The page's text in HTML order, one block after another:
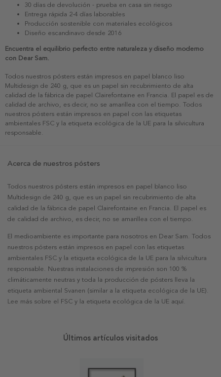
30 días de devolución - prueba en casa sin riesgo
Entrega rápida 2-4 días laborables
Producción sostenible con materiales ecológicos
Diseño escandinavo desde 2016
Encuentra el equilibrio perfecto entre naturaleza y diseño moderno
con Dear Sam.
Todos nuestros pósters están impresos en papel blanco liso
Multidesign de 240 g, que es un papel sin recubrimiento de alta
calidad de la fábrica de papel Clairefontaine en Francia. El papel es de
calidad de archivo, es decir, no se amarillea con el tiempo. Todos
nuestros pósters están impresos en papel con las etiquetas
ambientales FSC y la etiqueta ecológica de la UE para la silvicultura
responsable.
Acerca de nuestros pósters
Todos nuestros pósters están impresos en papel blanco liso
Multidesign de 240 g, que es un papel sin recubrimiento de alta
calidad de la fábrica de papel Clairefontaine en Francia. El papel es
de calidad de archivo, es decir, no se amarillea con el tiempo.
El medioambiente es importante para nosotros en Dear Sam. Todos
nuestros pósters están impresos en papel con las etiquetas
ambientales FSC y la etiqueta ecológica de la UE para la silvicultura
responsable. Nuestras instalaciones de impresión son 100 %
climáticamente neutras y toda la producción de pósters lleva la
etiqueta ambiental Svanen (similar a la etiqueta ecológica de la UE).
Lee más sobre el FSC y la etiqueta ecológica de la UE aquí.
Últimos artículos visitados